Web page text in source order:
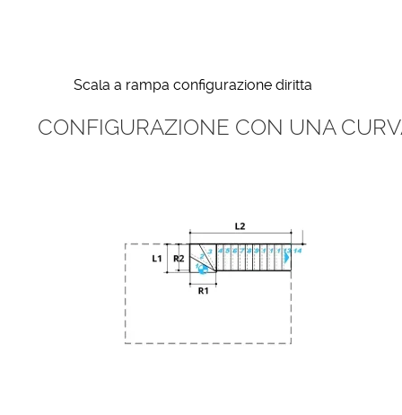
Scala a rampa configurazione diritta
CONFIGURAZIONE CON UNA